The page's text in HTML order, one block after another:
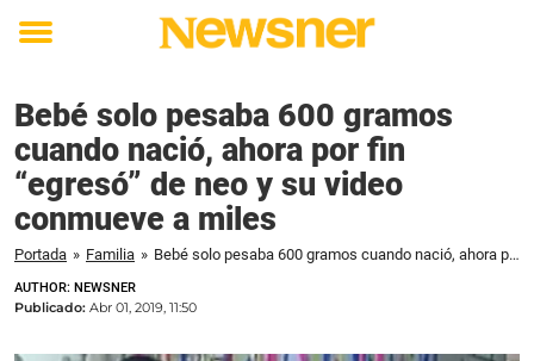
Toggle
Bebé solo pesaba 600 gramos
cuando nació, ahora por fin
“egresó” de neo y su video
conmueve a miles
Portada » Familia » Bebé solo pesaba 600 gramos cuando nació, ahora por fin “egresó” de neo y su video conmueve a miles
AUTHOR: NEWSNER
Publicado: Abr 01, 2019, 11:50